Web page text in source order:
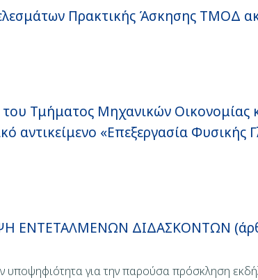
Πρακτικής Άσκησης ΤΜΟΔ
Τμήματος Μηχανικών Οικονομίας
αντικείμενο «Επεξεργασία
ΕΝΤΕΤΑΛΜΕΝΩΝ ΔΙΔΑΣΚΟΝΤΩΝ
για την παρούσα πρόσκληση